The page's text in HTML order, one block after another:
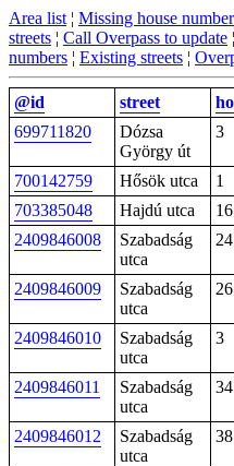
Area list ¦ Missing house
streets ¦ Call Overpass to update ¦
numbers ¦ Existing streets ¦
@id street
699711820
Dózsa
György út
3
700142759 Hősök utca 1
703385048
Hajdú utca 16
2409846008
Szabadság
utca
24
2409846009
Szabadság
utca
26
2409846010
Szabadság
utca
3
2409846011
Szabadság
utca
34
2409846012
Szabadság
utca
38